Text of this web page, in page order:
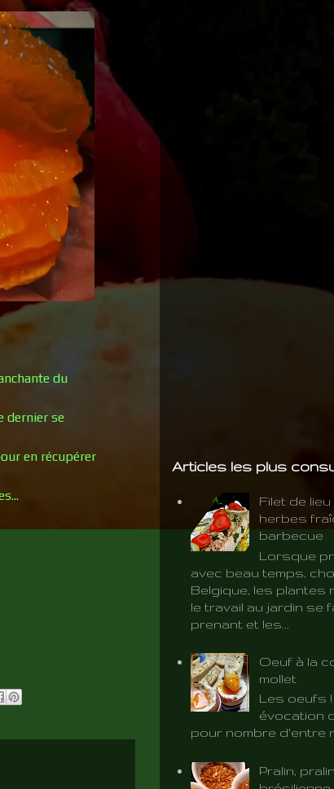
du
dernier se
en récupérer
Articles les plus
Filet de
herbes
barbecue
Lorsque
avec beau temps,
Belgique, les plantes
le travail au jardin se
prenant et les...
Oeuf à la
mollet
Les oeufs
évocation
pour nombre d'entre
Pralin,